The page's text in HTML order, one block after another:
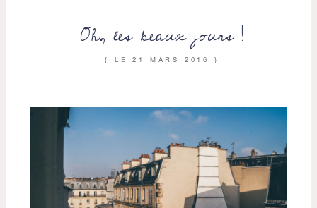
Oh, les beaux jours !
{ LE21 MARS 2016 }